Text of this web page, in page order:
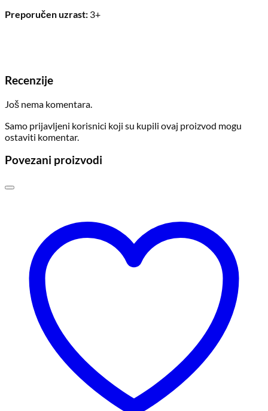
Preporučen uzrast: 3+
Recenzije
Još nema komentara.
Samo prijavljeni korisnici koji su kupili ovaj proizvod mogu
ostaviti komentar.
Povezani proizvodi